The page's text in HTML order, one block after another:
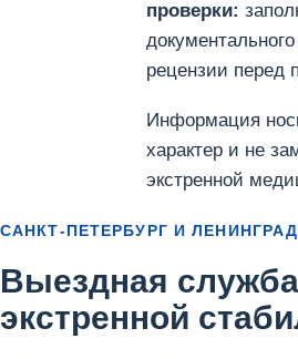
проверки:
рецензии перед
Информация
характер и не
экстренной
САНКТ-ПЕТЕРБУРГ И
Выездная
экстренной